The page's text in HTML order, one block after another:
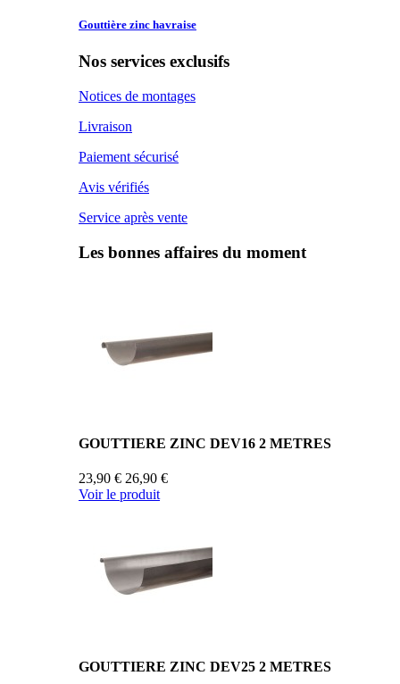
Gouttière zinc havraise
Nos services exclusifs
Notices de montages
Livraison
Paiement sécurisé
Avis vérifiés
Service après vente
Les bonnes affaires du moment
GOUTTIERE ZINC DEV16 2 METRES
23,90 € 26,90 €
Voir le produit
GOUTTIERE ZINC DEV25 2 METRES